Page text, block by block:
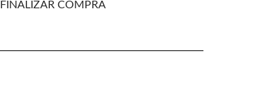
FINALIZAR COMPRA